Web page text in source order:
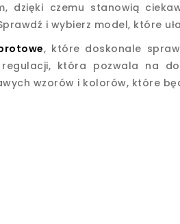
dzięki czemu stanowią
i wybierz model, które
, które doskonale
która pozwala na
wzorów i kolorów, które